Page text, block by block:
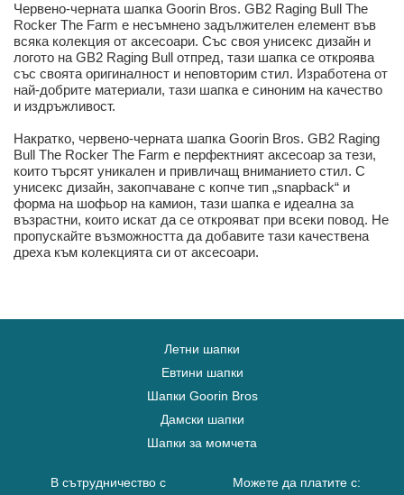
Червено-черната шапка Goorin Bros. GB2 Raging Bull The
Rocker The Farm е несъмнено задължителен елемент във
всяка колекция от аксесоари. Със своя унисекс дизайн и
логото на GB2 Raging Bull отпред, тази шапка се откроява
със своята оригиналност и неповторим стил. Изработена от
най-добрите материали, тази шапка е синоним на качество
и издръжливост.
Накратко, червено-черната шапка Goorin Bros. GB2 Raging
Bull The Rocker The Farm е перфектният аксесоар за тези,
които търсят уникален и привличащ вниманието стил. С
унисекс дизайн, закопчаване с копче тип „snapback“ и
форма на шофьор на камион, тази шапка е идеална за
възрастни, които искат да се открояват при всеки повод. Не
пропускайте възможността да добавите тази качествена
дреха към колекцията си от аксесоари.
Летни шапки
Евтини шапки
Шапки Goorin Bros
Дамски шапки
Шапки за момчета
В сътрудничество с
Можете да платите с: